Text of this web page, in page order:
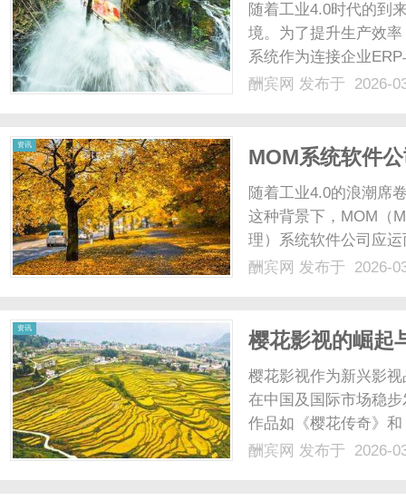
随着工业4.0时代的到
境。为了提升生产效
系统作为连接企业
级的核心工具。本文
酬宾网 发布于 2026-
资讯
MOM系统软件
随着工业4.0的浪潮席
这种背景下，MOM（
理）系统软件公司应
系统软件公司将详细
酬宾网 发布于 2026-
资讯
樱花影视的崛起
花
樱花影视作为新兴影
在中国及国际市场稳
作品如《樱花传奇》
面的机遇与挑战，展
酬宾网 发布于 2026-